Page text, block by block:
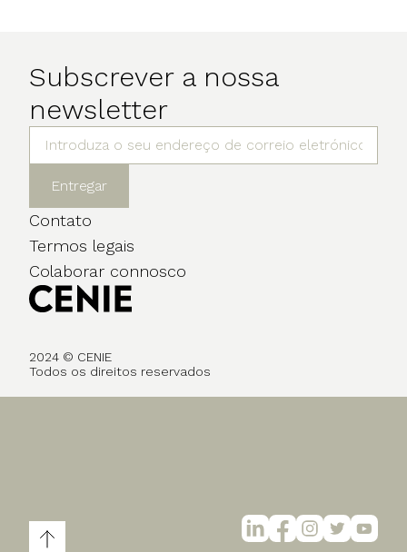
Subscrever a nossa
newsletter
Entregar
Contato
Termos legais
Colaborar connosco
2024 © CENIE
Todos os direitos reservados